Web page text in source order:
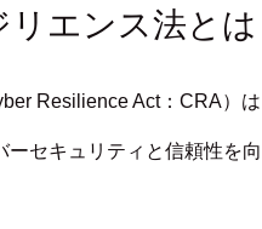
リエンス法と
Resilience Act：CRA）
ーセキュリティと信頼性を